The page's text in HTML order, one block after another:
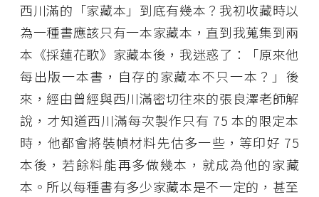
西川滿的「家藏本」到底有幾本？我初收藏時以
為一種書應該只有一本家藏本，直到我蒐集到兩
本《採蓮花歌》家藏本後，我迷惑了：「原來他
每出版一本書，自存的家藏本不只一本？」後
來，經由曾經與西川滿密切往來的張良澤老師解
說，才知道西川滿每次製作只有 75 本的限定本
時，他都會將裝幀材料先估多一些，等印好 75
本後，若餘料能再多做幾本，就成為他的家藏
本。所以每種書有多少家藏本是不一定的，甚至